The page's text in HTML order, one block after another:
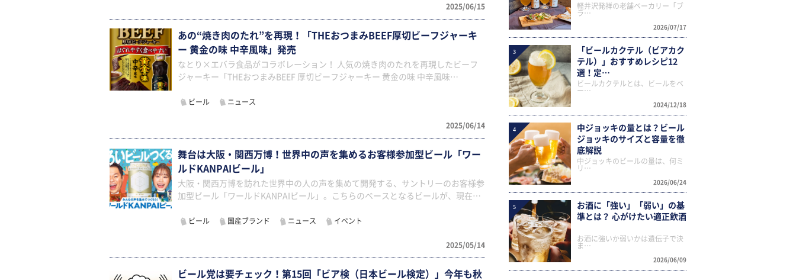
2025/06/15
あの“焼き肉のたれ”を再現！「THEおつまみBEEF厚切ビーフジャーキ
ー 黄金の味 中辛風味」発売
なとり×エバラ食品がコラボレーション！ 人気の焼き肉のたれを再現したビーフ
ジャーキー「THEおつまみBEEF 厚切ビーフジャーキー 黄金の味 中辛風味…
ビール ニュース
2025/06/14
舞台は大阪・関西万博！世界中の声を集めるお客様参加型ビール「ワー
ルドKANPAIビール」
大阪・関西万博を訪れた世界中の人の声を集めて開発する、サントリーのお客様参
加型ビール「ワールドKANPAIビール」。こちらのベースとなるビールが、現在…
ビール 国産ブランド ニュース イベント
2025/05/14
ビール党は要チェック！第15回「ビア検（日本ビール検定）」今年も秋
2026/07/17
軽井沢発祥の老舗ベーカリー「ブ
ラ…
3
「ビールカクテル（ビアカク
テル）」おすすめレシピ12
選！定…
2024/12/18
ビールカクテルとは、ビールをベ
ー…
4
中ジョッキの量とは？ビール
ジョッキのサイズと容量を徹
底解説
2026/06/24
中ジョッキのビールの量は、何ミ
リ…
5
お酒に「強い」「弱い」の基
準とは？ 心がけたい適正飲酒
2026/06/09
お酒に強いか弱いかは遺伝子で決
ま…